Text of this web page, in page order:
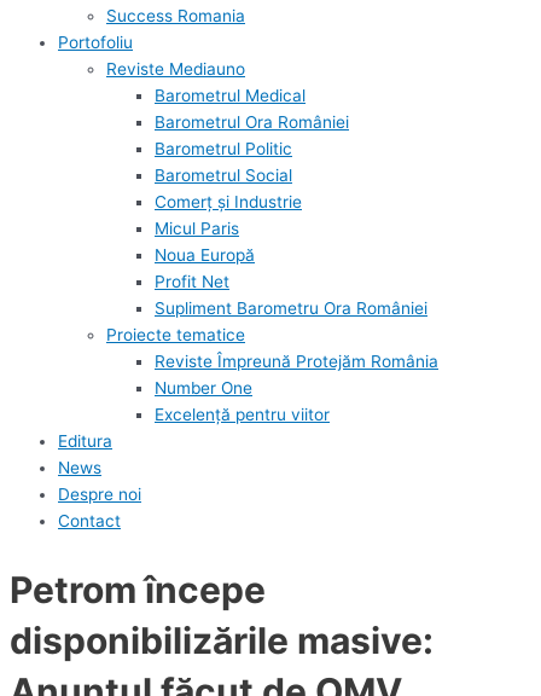
Success Romania
Portofoliu
Reviste Mediauno
Barometrul Medical
Barometrul Ora României
Barometrul Politic
Barometrul Social
Comerț și Industrie
Micul Paris
Noua Europă
Profit Net
Supliment Barometru Ora României
Proiecte tematice
Reviste Împreună Protejăm România
Number One
Excelență pentru viitor
Editura
News
Despre noi
Contact
Petrom începe
disponibilizările masive: